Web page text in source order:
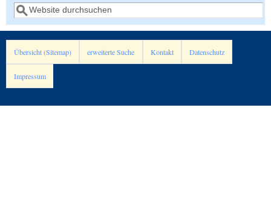
Suche
Übersicht (Sitemap) erweiterte Suche Kontakt Datenschutz
Impressum